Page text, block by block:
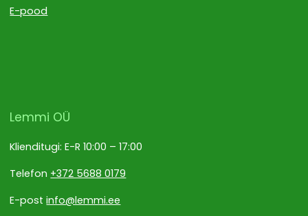
E-pood
Lemmi OÜ
Klienditugi: E-R 10:00 – 17:00
Telefon +372 5688 0179
E-postinfo@lemmi.ee